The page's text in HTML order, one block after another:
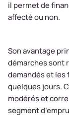
il permet de
affecté ou non.
Son avantage
démarches sont
demandés et les
quelques jours.
modérés et
segment